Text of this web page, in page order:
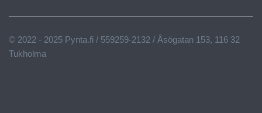
© 2022 - 2025 Pynta.fi / 559259-2132 / Åsögatan 153, 116 32
Tukholma